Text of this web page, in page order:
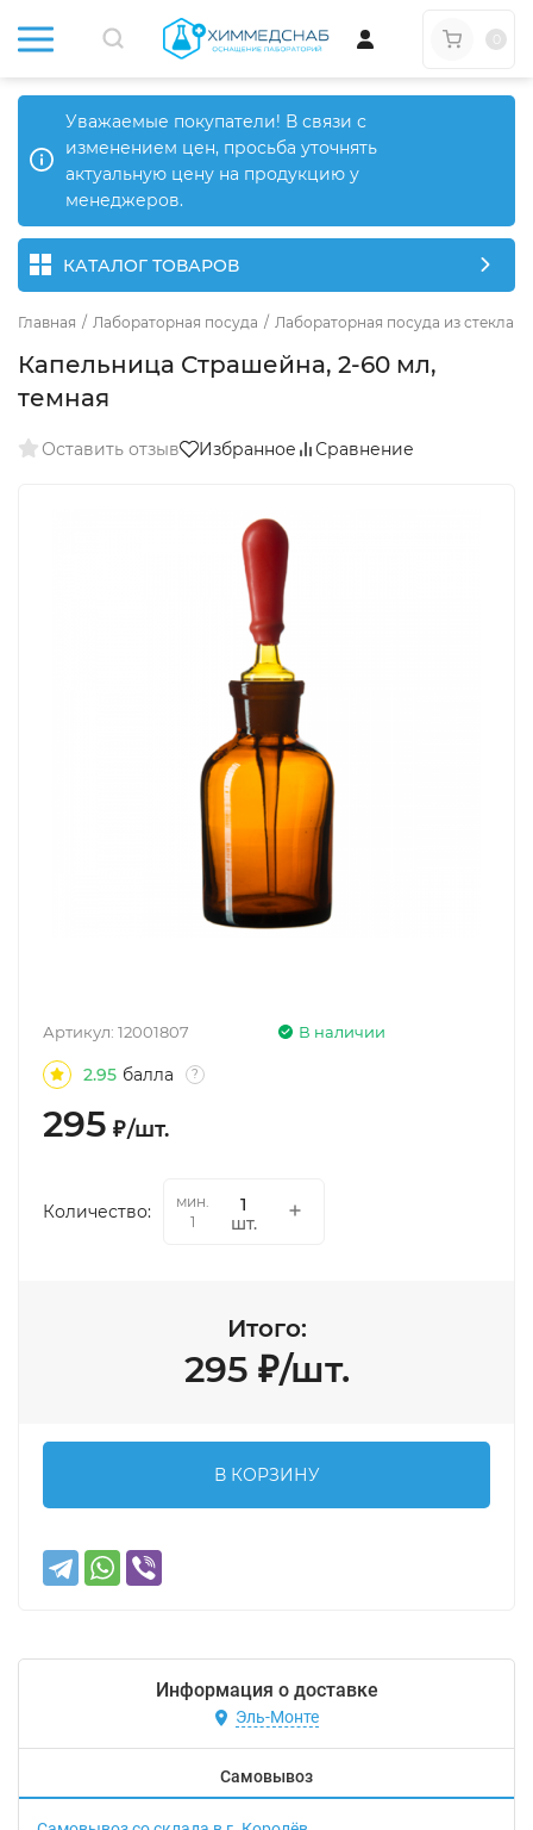
Уважаемые покупатели! В связи с
изменением цен, просьба уточнять
актуальную цену на продукцию у
менеджеров.
КАТАЛОГ ТОВАРОВ
Главная / Лабораторная посуда / Лабораторная посуда из стекла
Капельница Страшейна, 2-60 мл,
темная
Оставить отзыв Избранное Сравнение
В наличии
Артикул: 12001807
2.95 балла ?
295 ₽/шт.
Количество:
мин.
1
шт.
Итого:
295 ₽/шт.
В КОРЗИНУ
Информация о доставке
Эль-Монте
Самовывоз